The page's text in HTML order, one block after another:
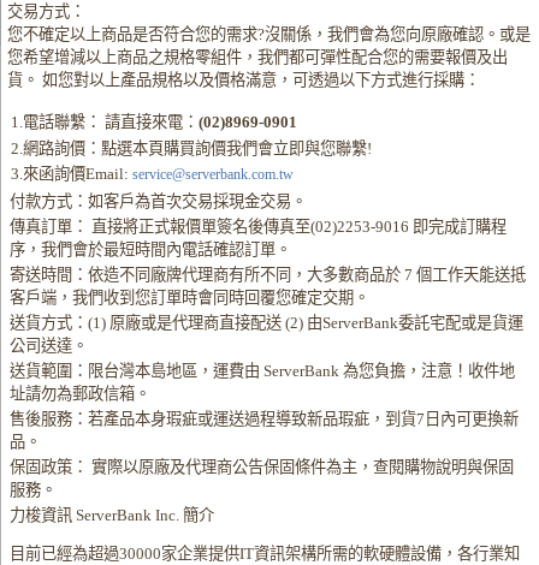
交易方式：
您不確定以上商品是否符合您的需求?沒關係，我們會為您向原廠確認。或是
您希望增減以上商品之規格零組件，我們都可彈性配合您的需要報價及出
貨。 如您對以上產品規格以及價格滿意，可透過以下方式進行採購：
1.電話聯繫： 請直接來電：(02)8969-0901
2.網路詢價：點選本頁購買詢價我們會立即與您聯繫!
3.來函詢價Email: service@serverbank.com.tw
付款方式：如客戶為首次交易採現金交易。
傳真訂單： 直接將正式報價單簽名後傳真至(02)2253-9016 即完成訂購程
序，我們會於最短時間內電話確認訂單。
寄送時間：依造不同廠牌代理商有所不同，大多數商品於 7 個工作天能送抵
客戶端，我們收到您訂單時會同時回覆您確定交期。
送貨方式：(1) 原廠或是代理商直接配送 (2) 由ServerBank委託宅配或是貨運
公司送達。
送貨範圍：限台灣本島地區，運費由 ServerBank 為您負擔，注意！收件地
址請勿為郵政信箱。
售後服務：若產品本身瑕疵或運送過程導致新品瑕疵，到貨7日內可更換新
品。
保固政策： 實際以原廠及代理商公告保固條件為主，查閱購物說明與保固
服務。
力梭資訊 ServerBank Inc. 簡介
目前已經為超過30000家企業提供IT資訊架構所需的軟硬體設備，各行業知